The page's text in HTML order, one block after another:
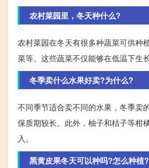
农村菜园里，冬天种什么?
农村菜园在冬天有很多种蔬菜可供种
菜等。这些蔬菜不仅能够在低温下生
冬季卖什么水果好卖?为什么?
不同季节适合卖不同的水果，冬季卖
保质期较长。此外，柚子和桔子等柑
入。
黑黄皮果冬天可以种吗?怎么种植?